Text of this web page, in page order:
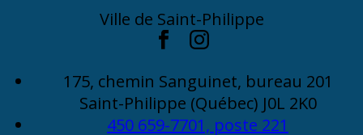
Ville de Saint-Philippe
175, chemin Sanguinet, bureau 201
Saint-Philippe (Québec) J0L 2K0
450 659-7701, poste 221